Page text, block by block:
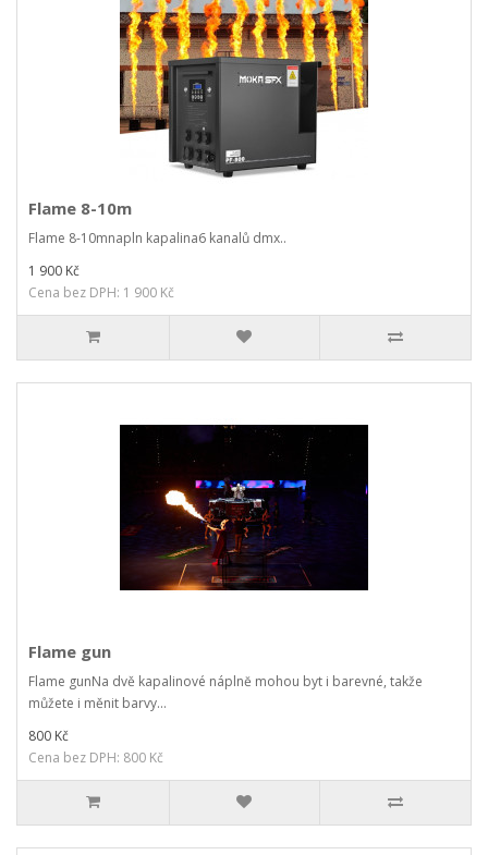
Flame 8-10m
Flame 8-10mnapln kapalina6 kanalů dmx..
1 900 Kč
Cena bez DPH: 1 900 Kč
Flame gun
Flame gunNa dvě kapalinové náplnĕ mohou byt i barevné, takže
můžete i měnit barvy...
800 Kč
Cena bez DPH: 800 Kč